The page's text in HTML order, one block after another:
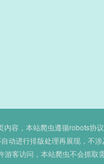
容，本站爬虫遵循robots协
动进行排版处理再展现，不
客访问，本站爬虫不会抓取